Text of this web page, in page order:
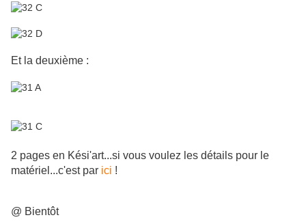
Et la deuxième :
2 pages en Kési'art...si vous voulez les détails pour le
matériel...c'est par ici !
@ Bientôt